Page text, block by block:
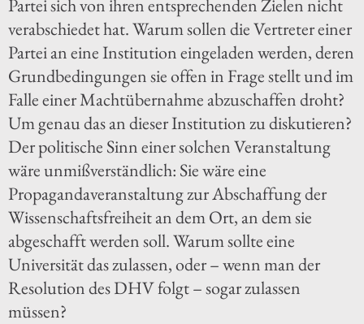
Partei sich von ihren entsprechenden Zielen nicht
verabschiedet hat. Warum sollen die Vertreter einer
Partei an eine Institution eingeladen werden, deren
Grundbedingungen sie offen in Frage stellt und im
Falle einer Machtübernahme abzuschaffen droht?
Um genau das an dieser Institution zu diskutieren?
Der politische Sinn einer solchen Veranstaltung
wäre unmißverständlich: Sie wäre eine
Propagandaveranstaltung zur Abschaffung der
Wissenschaftsfreiheit an dem Ort, an dem sie
abgeschafft werden soll. Warum sollte eine
Universität das zulassen, oder – wenn man der
Resolution des DHV folgt – sogar zulassen
müssen?